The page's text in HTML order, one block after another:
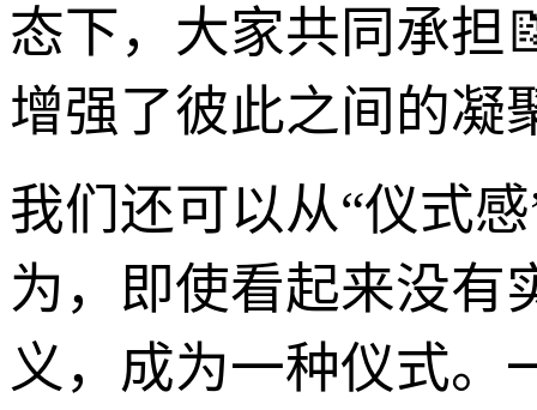
态下，大家共同承担
增强了彼此之间的凝
我们还可以从“仪式
为，即使看起来没有
义，成为一种仪式。